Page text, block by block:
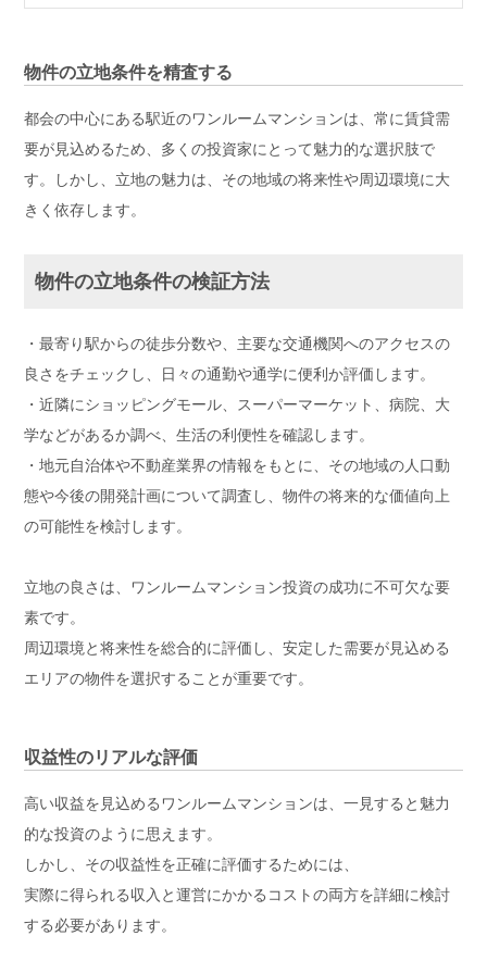
物件の立地条件を精査する
都会の中心にある駅近のワンルームマンションは、常に賃貸需
要が見込めるため、多くの投資家にとって魅力的な選択肢で
す。しかし、立地の魅力は、その地域の将来性や周辺環境に大
きく依存します。
物件の立地条件の検証方法
・最寄り駅からの徒歩分数や、主要な交通機関へのアクセスの
良さをチェックし、日々の通勤や通学に便利か評価します。
・近隣にショッピングモール、スーパーマーケット、病院、大
学などがあるか調べ、生活の利便性を確認します。
・地元自治体や不動産業界の情報をもとに、その地域の人口動
態や今後の開発計画について調査し、物件の将来的な価値向上
の可能性を検討します。
立地の良さは、ワンルームマンション投資の成功に不可欠な要
素です。
周辺環境と将来性を総合的に評価し、安定した需要が見込める
エリアの物件を選択することが重要です。
収益性のリアルな評価
高い収益を見込めるワンルームマンションは、一見すると魅力
的な投資のように思えます。
しかし、その収益性を正確に評価するためには、
実際に得られる収入と運営にかかるコストの両方を詳細に検討
する必要があります。